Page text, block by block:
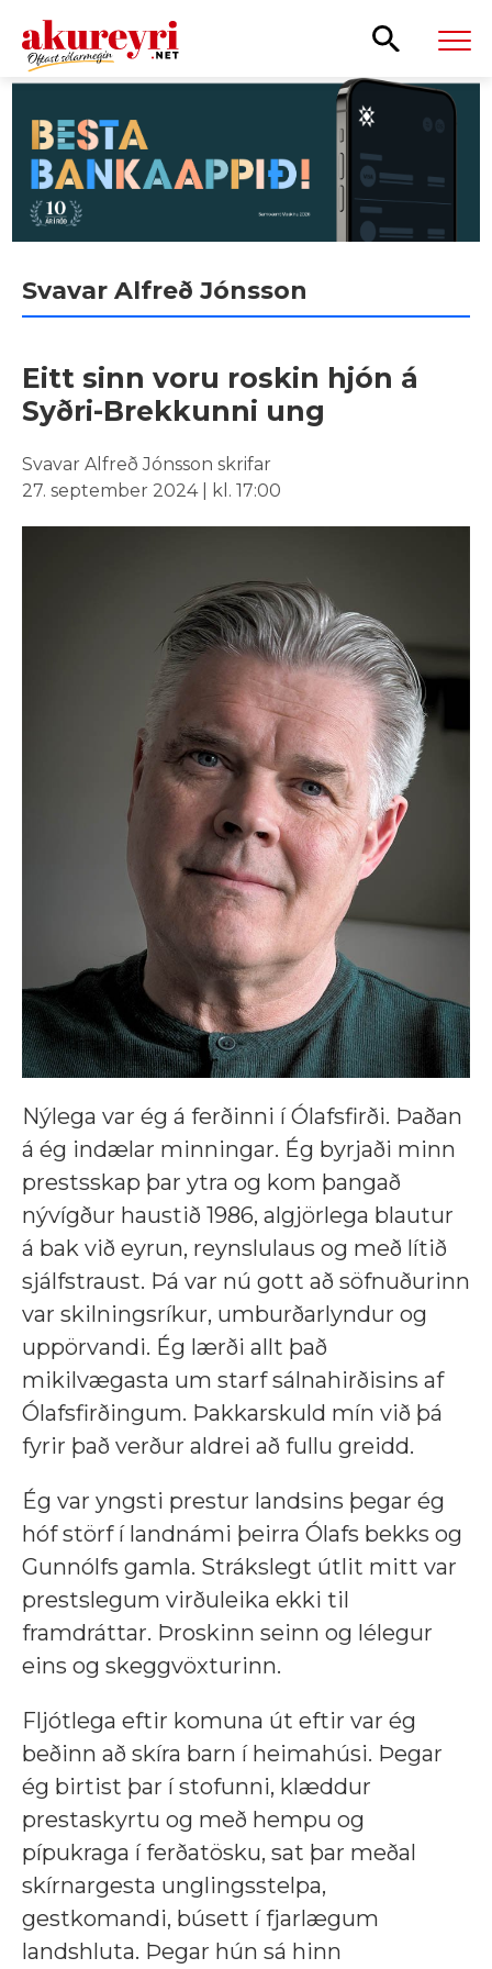
Svavar Alfreð Jónsson
Eitt sinn voru roskin hjón á
Syðri-Brekkunni ung
Svavar Alfreð Jónsson skrifar
27. september 2024 | kl. 17:00
Nýlega var ég á ferðinni í Ólafsfirði. Þaðan
á ég indælar minningar. Ég byrjaði minn
prestsskap þar ytra og kom þangað
nývígður haustið 1986, algjörlega blautur
á bak við eyrun, reynslulaus og með lítið
sjálfstraust. Þá var nú gott að söfnuðurinn
var skilningsríkur, umburðarlyndur og
uppörvandi. Ég lærði allt það
mikilvægasta um starf sálnahirðisins af
Ólafsfirðingum. Þakkarskuld mín við þá
fyrir það verður aldrei að fullu greidd.
Ég var yngsti prestur landsins þegar ég
hóf störf í landnámi þeirra Ólafs bekks og
Gunnólfs gamla. Strákslegt útlit mitt var
prestslegum virðuleika ekki til
framdráttar. Þroskinn seinn og lélegur
eins og skeggvöxturinn.
Fljótlega eftir komuna út eftir var ég
beðinn að skíra barn í heimahúsi. Þegar
ég birtist þar í stofunni, klæddur
prestaskyrtu og með hempu og
pípukraga í ferðatösku, sat þar meðal
skírnargesta unglingsstelpa,
gestkomandi, búsett í fjarlægum
landshluta. Þegar hún sá hinn